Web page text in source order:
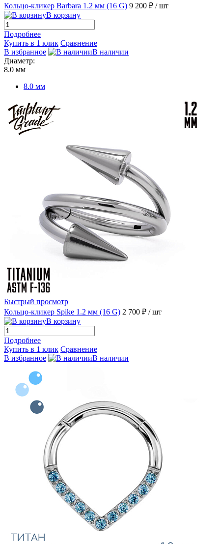
Кольцо-кликер Barbara 1.2 мм (16 G) 9 200 ₽ / шт
В корзину
Подробнее
Купить в 1 клик Сравнение
В избранное
В наличии
Диаметр:
8.0 мм
8.0 мм
Быстрый просмотр
Кольцо-кликер Spike 1.2 мм (16 G) 2 700 ₽ / шт
В корзину
Подробнее
Купить в 1 клик Сравнение
В избранное
В наличии